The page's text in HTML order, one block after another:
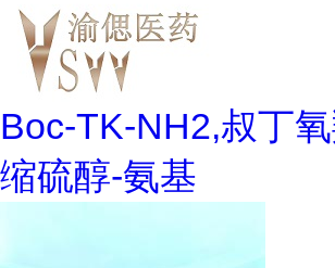
Boc-TK-NH2,叔丁
缩硫醇-氨基